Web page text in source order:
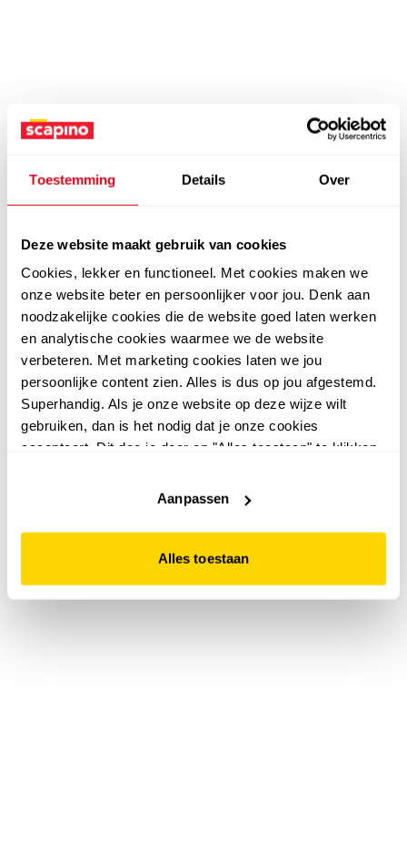
Toestemming Details Over
Deze website maakt gebruik van cookies
Cookies, lekker en functioneel. Met cookies maken we
onze website beter en persoonlijker voor jou. Denk aan
noodzakelijke cookies die de website goed laten werken
en analytische cookies waarmee we de website
verbeteren. Met marketing cookies laten we jou
persoonlijke content zien. Alles is dus op jou afgestemd.
Superhandig. Als je onze website op deze wijze wilt
gebruiken, dan is het nodig dat je onze cookies
accepteert. Dit doe je door op "Alles toestaan" te klikken.
website niet optimaal functioneert.
Aanpassen
Alles toestaan